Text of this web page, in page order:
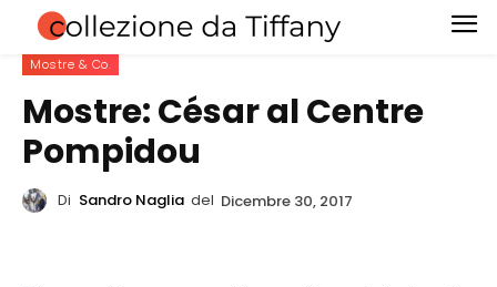
Mostre & Co.
Mostre: César al Centre
Pompidou
Di Sandro Naglia del Dicembre 30, 2017